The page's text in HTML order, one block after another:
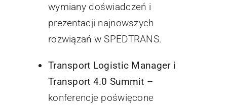
wymiany doświadczeń i
prezentacji najnowszych
rozwiązań w SPEDTRANS.
Transport Logistic Manager i
Transport 4.0 Summit –
konferencje poświęcone